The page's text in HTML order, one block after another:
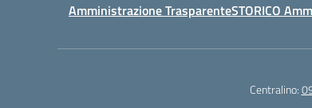
Amministrazione TrasparenteSTORICO
Centralino: